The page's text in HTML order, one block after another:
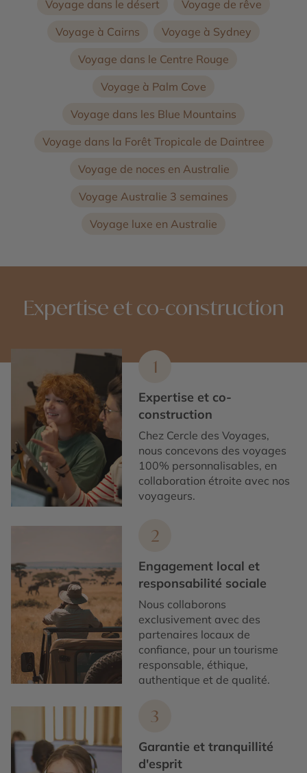
Voyage dans le désert
Voyage de rêve
Voyage à Cairns
Voyage à Sydney
Voyage dans le Centre Rouge
Voyage à Palm Cove
Voyage dans les Blue Mountains
Voyage dans la Forêt Tropicale de Daintree
Voyage de noces en Australie
Voyage Australie 3 semaines
Voyage luxe en Australie
Expertise et co-construction
1
Expertise et co-
construction
Chez Cercle des Voyages,
nous concevons des voyages
100% personnalisables, en
collaboration étroite avec nos
voyageurs.
2
Engagement local et
responsabilité sociale
Nous collaborons
exclusivement avec des
partenaires locaux de
confiance, pour un tourisme
responsable, éthique,
authentique et de qualité.
3
Garantie et tranquillité
d'esprit